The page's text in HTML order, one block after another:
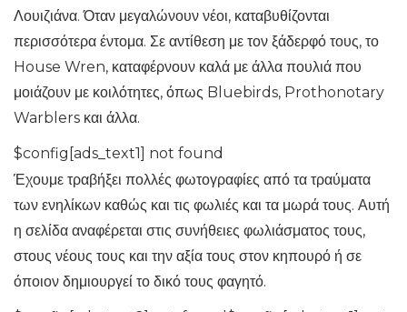
Λουιζιάνα. Όταν μεγαλώνουν νέοι, καταβυθίζονται
περισσότερα έντομα. Σε αντίθεση με τον ξάδερφό τους, το
House Wren, καταφέρνουν καλά με άλλα πουλιά που
μοιάζουν με κοιλότητες, όπως Bluebirds, Prothonotary
Warblers και άλλα.
$config[ads_text1] not found
Έχουμε τραβήξει πολλές φωτογραφίες από τα τραύματα
των ενηλίκων καθώς και τις φωλιές και τα μωρά τους. Αυτή
η σελίδα αναφέρεται στις συνήθειες φωλιάσματος τους,
στους νέους τους και την αξία τους στον κηπουρό ή σε
όποιον δημιουργεί το δικό τους φαγητό.